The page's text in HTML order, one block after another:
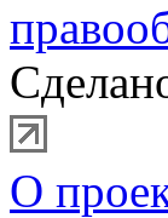
О